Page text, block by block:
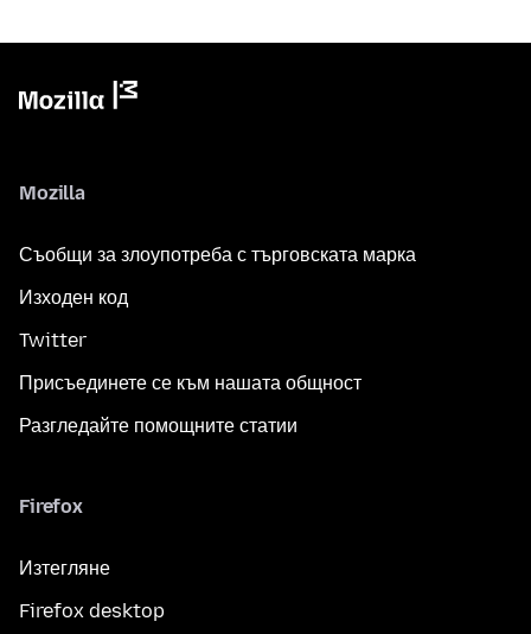
Mozilla
Съобщи за злоупотреба с търговската марка
Изходен код
Twitter
Присъединете се към нашата общност
Разгледайте помощните статии
Firefox
Изтегляне
Firefox desktop